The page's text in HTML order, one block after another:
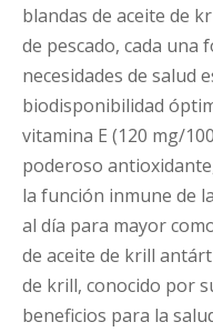
blandas de aceite de
de pescado, cada
necesidades de salud
biodisponibilidad
vitamina E (120 mg/
poderoso
la función inmune de
al día para mayor
de aceite de krill
de krill, conocido por
beneficios para la